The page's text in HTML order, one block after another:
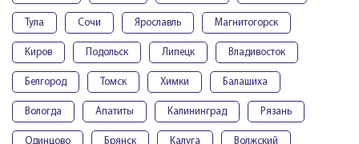
Тула Сочи Ярославль Магнитогорск
Киров Подольск Липецк Владивосток
Белгород Томск Химки Балашиха
Вологда Апатиты Калининград Рязань
Одинцово Брянск Калуга Волжский